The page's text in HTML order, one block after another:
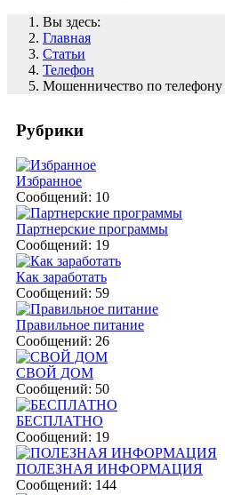
Вы здесь:
Главная
Статьи
Телефон
Мошенничество по телефону
Рубрики
Избранное
Сообщений: 10
Партнерские программы
Сообщений: 19
Как заработать
Сообщений: 59
Правильное питание
Сообщений: 26
СВОЙ ДОМ
Сообщений: 50
БЕСПЛАТНО
Сообщений: 19
ПОЛЕЗНАЯ ИНФОРМАЦИЯ
Сообщений: 144